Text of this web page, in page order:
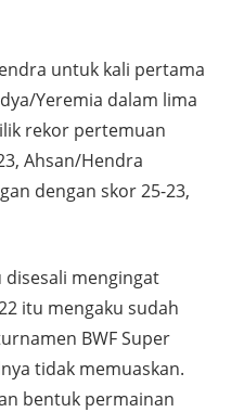
untuk kali pertama
Yeremia dalam lima
rekor pertemuan
Ahsan/Hendra
dengan skor 25-23,
disesali mengingat
itu mengaku sudah
BWF Super
tidak memuaskan.
bentuk permainan